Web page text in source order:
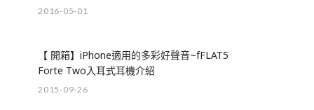
2016-05-01
【 開箱】iPhone適用的多彩好聲音~fFLAT5
Forte Two入耳式耳機介紹
2015-09-26